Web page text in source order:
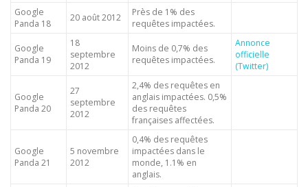
Google
Panda 18
20 août 2012
Près de 1% des
requêtes impactées.
Google
Panda 19
18
septembre
2012
Moins de 0,7% des
requêtes impactées.
Annonce
officielle
(Twitter)
Google
Panda 20
27
septembre
2012
2,4% des requêtes en
anglais impactées. 0,5%
des requêtes
françaises affectées.
Google
Panda 21
5 novembre
2012
0,4% des requêtes
impactées dans le
monde, 1.1% en
anglais.